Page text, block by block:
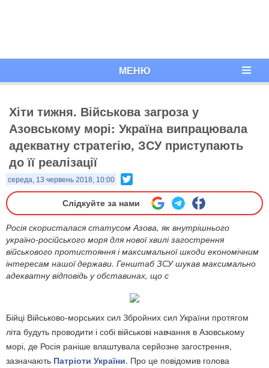
МЕНЮ
Хіти тижня. ​Військова загроза у
Азовському морі: Україна випрацювала
адекватну стратегію, ЗСУ приступають
до її реалізації
середа, 13 червень 2018, 10:00
Слідкуйте за нами
Росія скористалася статусом Азова, як внутрішнього
україно-російського моря для нової хвилі загострення
військового протистояння і максимальної шкоди економічним
інтересам нашої держави. Генштаб ЗСУ шукав максимально
адекватну відповідь у обставинах, що с
Бійці Військово-морських сил Збройних сил України протягом
літа будуть проводити і собі військові навчання в Азовському
морі, де Росія раніше влаштувала серйозне загострення,
зазначають Патріоти України. Про це повідомив голова